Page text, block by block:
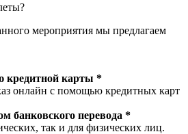
мероприятия мы предлагаем
кредитной карты *
онлайн с помощью кредитных карт
банковского перевода *
так и для физических лиц.